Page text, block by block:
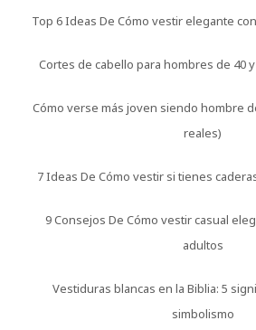
Top 6 Ideas De Cómo vestir elegante
Cortes de cabello para hombres de 40
Cómo verse más joven siendo hombre
reales)
7 Ideas De Cómo vestir si tienes
9 Consejos De Cómo vestir casual
adultos
Vestiduras blancas en la Biblia: 5
simbolismo